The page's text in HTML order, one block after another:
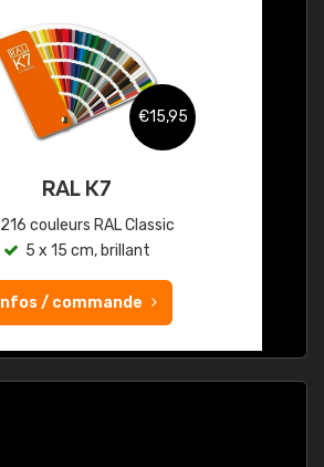
€15,95
RAL K7
216 couleurs RAL Classic
5 x 15 cm, brillant
Infos / commande